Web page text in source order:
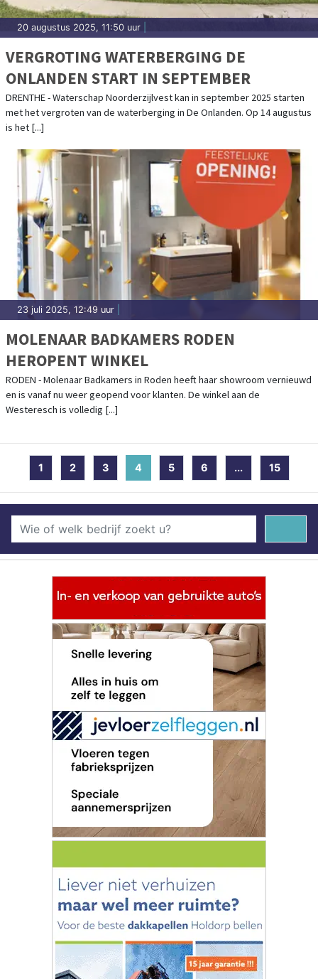
20 augustus 2025, 11:50 uur
VERGROTING WATERBERGING DE
ONLANDEN START IN SEPTEMBER
DRENTHE - Waterschap Noorderzijlvest kan in september 2025 starten
met het vergroten van de waterberging in De Onlanden. Op 14 augustus
is het [...]
23 juli 2025, 12:49 uur
MOLENAAR BADKAMERS RODEN
HEROPENT WINKEL
RODEN - Molenaar Badkamers in Roden heeft haar showroom vernieuwd
en is vanaf nu weer geopend voor klanten. De winkel aan de
Westeresch is volledig [...]
1 2 3 4 (current)
5 6 ... 15